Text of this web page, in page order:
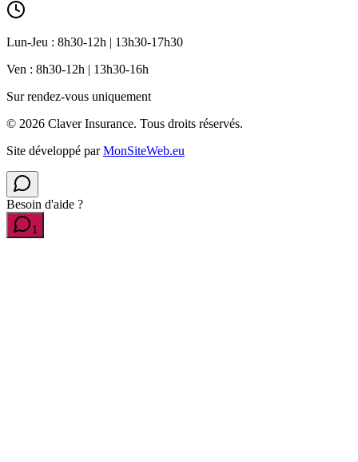
Lun-Jeu : 8h30-12h | 13h30-17h30
Ven : 8h30-12h | 13h30-16h
Sur rendez-vous uniquement
© 2026 Claver Insurance. Tous droits réservés.
Site développé par MonSiteWeb.eu
Besoin d'aide ?
1